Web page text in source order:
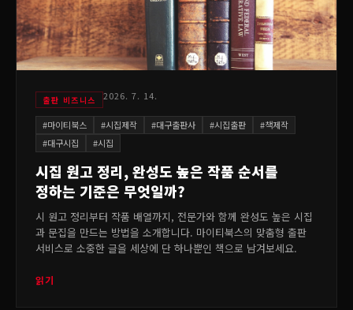
출판 비즈니스 2026. 7. 14.
#마이티북스 #시집제작 #대구출판사 #시집출판 #책제작
#대구시집 #시집
시집 원고 정리, 완성도 높은 작품 순서를
정하는 기준은 무엇일까?
시 원고 정리부터 작품 배열까지, 전문가와 함께 완성도 높은 시집
과 문집을 만드는 방법을 소개합니다. 마이티북스의 맞춤형 출판
서비스로 소중한 글을 세상에 단 하나뿐인 책으로 남겨보세요.
읽기